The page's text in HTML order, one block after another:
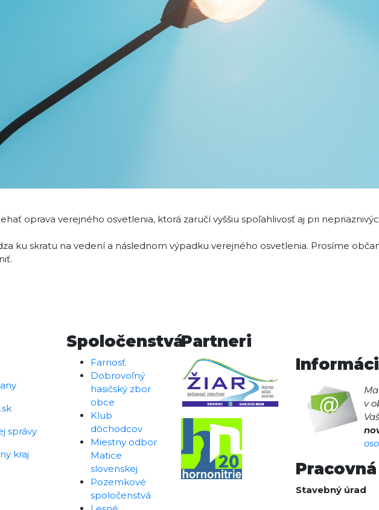
oprava verejného osvetlenia, ktorá zaručí vyššiu spoľahlivosť aj pri
ku skratu na vedení a následnom výpadku verejného osvetlenia. Prosíme
správy
kraj
Spoločenstvá
Farnosť
Dobrovoľný
hasičský zbor
obce
Klub
dôchodcov
Miestny odbor
Matice
slovenskej
Pozemkové
spoločenstvá
Partneri
v
Stavebný úrad